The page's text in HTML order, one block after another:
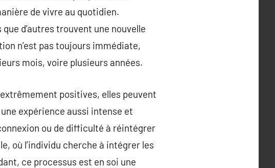
de vivre au quotidien.
d’autres trouvent une nouvelle
n’est pas toujours immédiate,
mois, voire plusieurs années.
positives, elles peuvent
expérience aussi intense et
ou de difficulté à réintégrer
où l’individu cherche à intégrer les
ce processus est en soi une